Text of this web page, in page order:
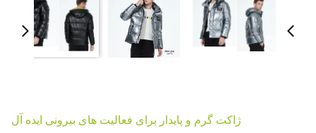
ژاکت گرم و پایدار برای فعالیت های بیرونی ایده آل